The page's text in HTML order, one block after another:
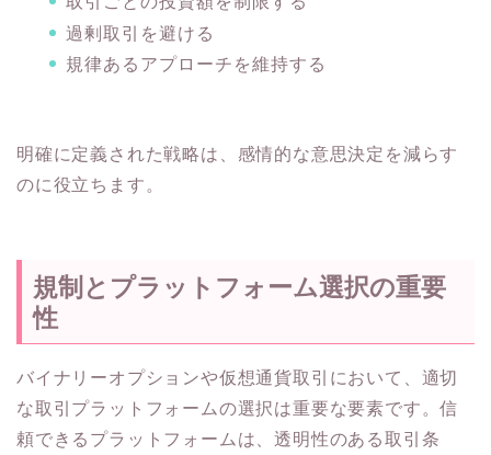
過剰取引を避ける
規律あるアプローチを維持する
明確に定義された戦略は、感情的な意思決定を減らす
のに役立ちます。
規制とプラットフォーム選択の重要
性
バイナリーオプションや仮想通貨取引において、適切
な取引プラットフォームの選択は重要な要素です。信
頼できるプラットフォームは、透明性のある取引条